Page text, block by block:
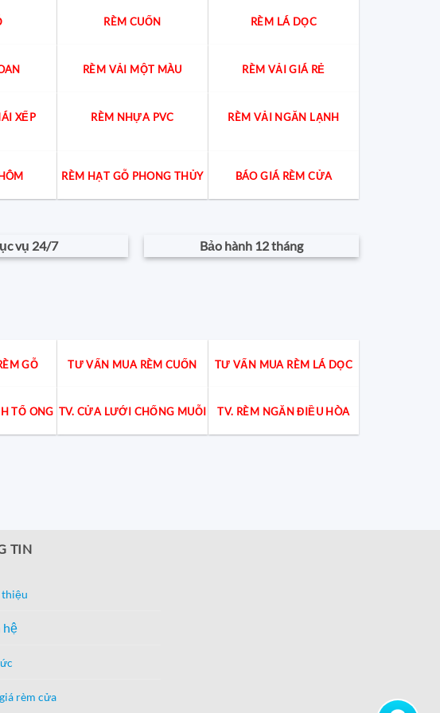
RÈM CUỐN RÈM LÁ DỌC
RÈM VẢI MỘT MÀU RÈM VẢI GIÁ RẺ
XẾP RÈM NHỰA PVC RÈM VẢI NGĂN LẠNH
RÈM HẠT GỖ PHONG THỦY BÁO GIÁ RÈM CỬA
vụ 24/7 Bảo hành 12 tháng
GỖ TƯ VẤN MUA RÈM CUỐN TƯ VẤN MUA RÈM LÁ DỌC
TỔ ONG TV. CỬA LƯỚI CHỐNG MUỖI TV. RÈM NGĂN ĐIỀU HÒA
TIN
hệ
rèm cửa